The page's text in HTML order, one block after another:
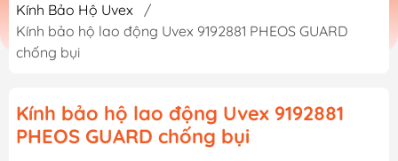
Kính Bảo Hộ Uvex
/
Kính bảo hộ lao động Uvex 9192881 PHEOS GUARD
chống bụi
Kính bảo hộ lao động Uvex 9192881
PHEOS GUARD chống bụi